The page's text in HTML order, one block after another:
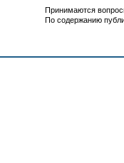
Принимаются
По содержанию